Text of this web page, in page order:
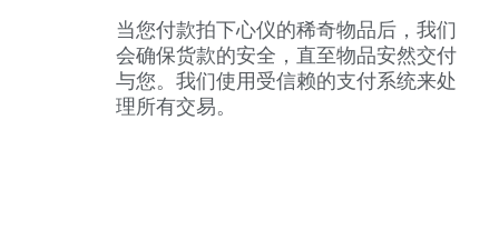
当您付款拍下心仪的稀奇物品后，我们
会确保货款的安全，直至物品安然交付
与您。我们使用受信赖的支付系统来处
理所有交易。